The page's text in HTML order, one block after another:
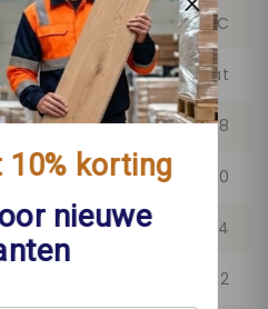
Plak PVC
Visgraat
3.48
2.50
15.24
76.2
10% korting
nieuwe